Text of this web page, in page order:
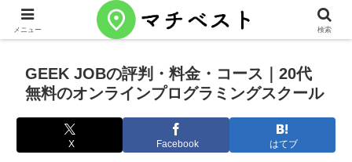
GEEK JOBの評判・料金・コース｜20代
無料のオンラインプログラミングスクール
X Facebook はてブ
メニュー 検索